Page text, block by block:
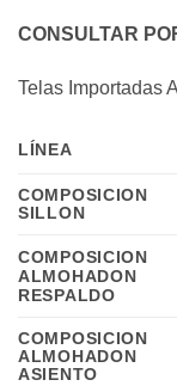
CONSULTAR
Telas Importadas
LÍNEA
COMPOSICION
SILLON
COMPOSICION
ALMOHADON
RESPALDO
COMPOSICION
ALMOHADON
ASIENTO